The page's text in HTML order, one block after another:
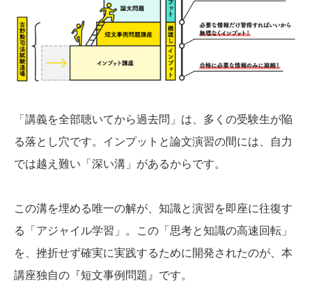
「講義を全部聴いてから過去問」は、多くの受験生が陥
る落とし穴です。インプットと論文演習の間には、自力
では越え難い「深い溝」があるからです。
この溝を埋める唯一の解が、知識と演習を即座に往復す
る「アジャイル学習」。この「思考と知識の高速回転」
を、挫折せず確実に実践するために開発されたのが、本
講座独自の『短文事例問題』です。